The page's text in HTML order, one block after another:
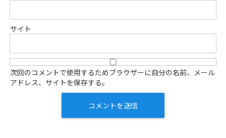
サイト
次回のコメントで使用するためブラウザーに自分の名前、メール
アドレス、サイトを保存する。